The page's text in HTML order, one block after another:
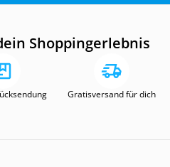
Shoppingerlebnis
Gratisversand für dich